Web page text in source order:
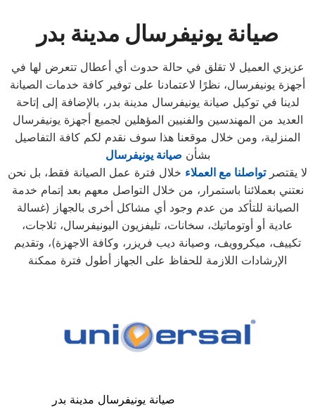
صيانة يونيفرسال مدينة بدر
عزيزي العميل لا تقلق في حالة حدوث أي أعطال تتعرض لها في
أجهزة يونيفرسال، نظرًا لاعتمادنا على توفير كافة خدمات الصيانة
لدينا في توكيل صيانة يونيفرسال مدينة بدر، بالإضافة إلى إتاحة
العديد من المهندسين والفنيين المؤهلين لجميع أجهزة يونيفرسال
المنزلية، ومن خلال موقعنا هذا سوف نقدم لكم كافة التفاصيل
بشأن صيانة يونيفرسال
لا يقتصرتواصلنا مع العملاء خلال فترة عمل الصيانة فقط، بل نحن
نعتني بعملائنا باستمرار، من خلال التواصل معهم بعد إتمام خدمة
الصيانة للتأكد من عدم وجود أي مشاكل أخرى بالجهاز (غسالة
عادية أو أوتوماتيك، سخانات، تليفزيون اليونيفرسال، ثلاجات،
تكييف، ميكروويف، وصيانة ديب فريزر، وكافة الاجهزة)، وتقديم
الإرشادات اللازمة للحفاظ على الجهاز أطول فترة ممكنة
صيانة يونيفرسال مدينة بدر